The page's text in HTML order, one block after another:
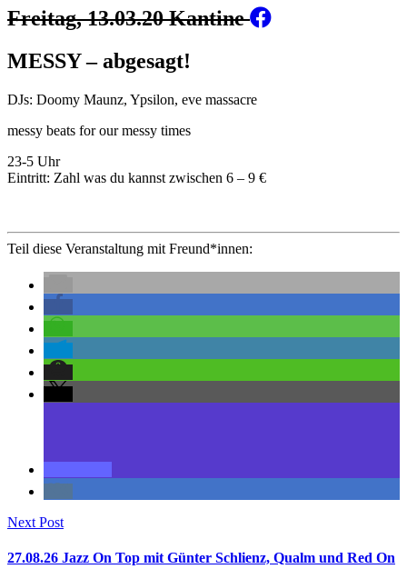
Freitag, 13.03.20 Kantine
MESSY – abgesagt!
DJs: Doomy Maunz, Ypsilon, eve massacre
messy beats for our messy times
23-5 Uhr
Eintritt: Zahl was du kannst zwischen 6 – 9 €
Teil diese Veranstaltung mit Freund*innen:
Next Post
27.08.26 Jazz On Top mit Günter Schlienz, Qualm und Red On